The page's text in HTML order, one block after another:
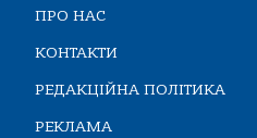
ПРО НАС
КОНТАКТИ
РЕДАКЦІЙНА ПОЛІТИКА
РЕКЛАМА